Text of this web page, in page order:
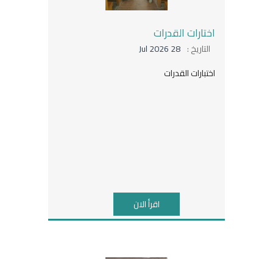
اختارات القدرات
التاريخ : 28 Jul 2026
اختبارات القدرات
اقرأ الان